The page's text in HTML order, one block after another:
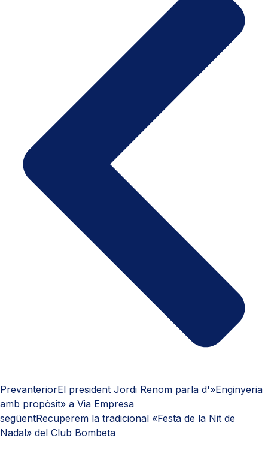
PrevanteriorEl president Jordi Renom parla d'»Enginyeria
amb propòsit» a Via Empresa
següentRecuperem la tradicional «Festa de la Nit de
Nadal» del Club Bombeta